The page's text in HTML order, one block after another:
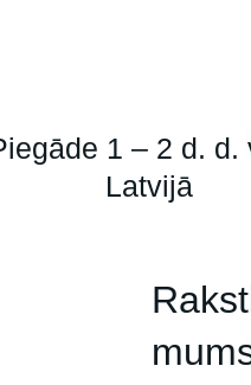
1 – 2 d. d.
Latvijā